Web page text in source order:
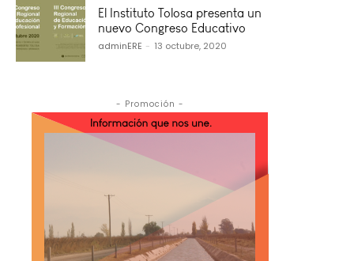
El Instituto Tolosa presenta un
nuevo Congreso Educativo
adminERE - 13 octubre, 2020
- Promoción -